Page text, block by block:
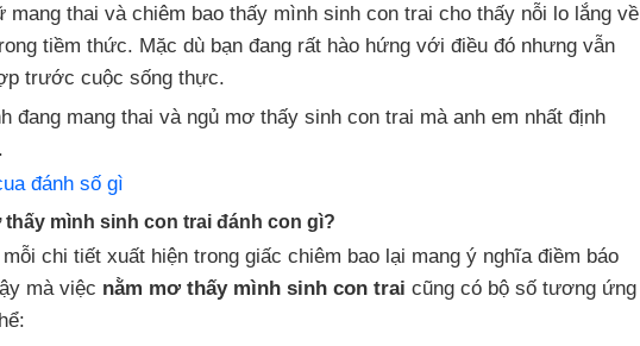
thai và chiêm bao thấy mình sinh con trai cho thấy nỗi lo lắng về
tiềm thức. Mặc dù bạn đang rất hào hứng với điều đó nhưng vẫn
trước cuộc sống thực.
đang mang thai và ngủ mơ thấy sinh con trai mà anh em nhất định
đánh số gì
mình sinh con trai đánh con gì?
chi tiết xuất hiện trong giấc chiêm bao lại mang ý nghĩa điềm báo
mà việc nằm mơ thấy mình sinh con trai cũng có bộ số tương ứng